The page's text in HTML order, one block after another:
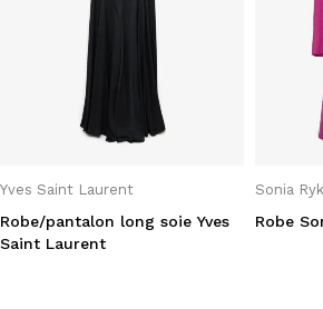
Yves Saint Laurent
Robe/pantalon long soie Yves
Saint Laurent
Sonia
Robe